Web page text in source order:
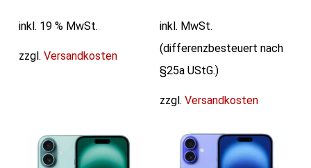
inkl. 19 % MwSt.
zzgl.Versandkosten
inkl. MwSt.
(differenzbesteuert nach
§25a UStG.)
zzgl.Versandkosten